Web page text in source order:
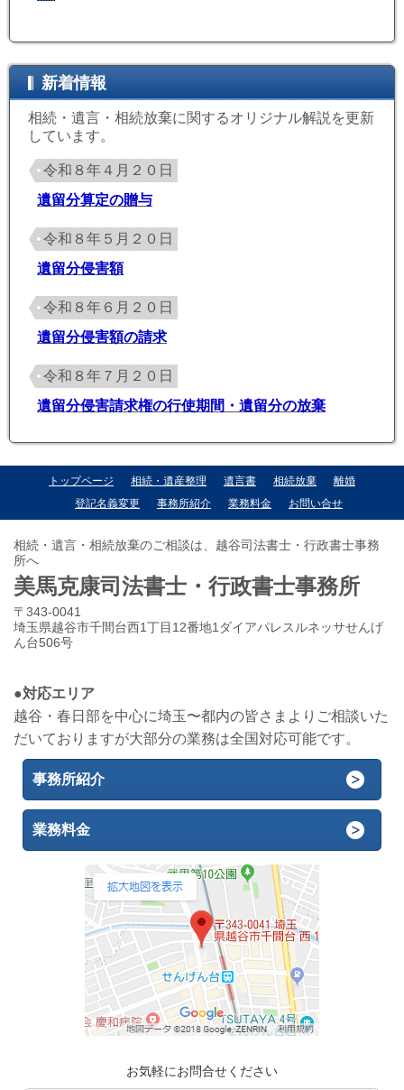
新着情報
相続・遺言・相続放棄に関するオリジナル解説を更新
しています。
令和８年４月２０日
遺留分算定の贈与
令和８年５月２０日
遺留分侵害額
令和８年６月２０日
遺留分侵害額の請求
令和８年７月２０日
遺留分侵害請求権の行使期間・遺留分の放棄
トップページ 相続・遺産整理 遺言書 相続放棄
離婚
登記名義変更
事務所紹介 業務料金 お問い合せ
相続・遺言・相続放棄のご相談は、越谷司法書士・行政書士事務
所へ
美馬克康司法書士・行政書士事務所
〒343-0041
埼玉県越谷市千間台西1丁目12番地1ダイアパレスルネッサせんげ
ん台506号
●対応エリア
越谷・春日部を中心に埼玉〜都内の皆さまよりご相談いた
だいておりますが大部分の業務は全国対応可能です。
事務所紹介
業務料金
お気軽にお問合せください